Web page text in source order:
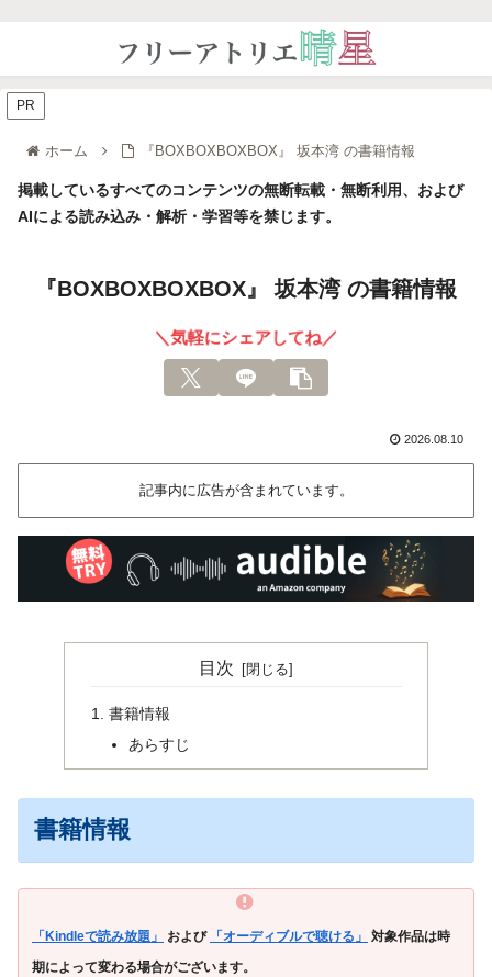
ホーム 『BOXBOXBOXBOX』 坂本湾 の書籍情報
掲載しているすべてのコンテンツの無断転載・無断利用、および
AIによる読み込み・解析・学習等を禁じます。
『BOXBOXBOXBOX』 坂本湾 の書籍情報
＼気軽にシェアしてね／
2026.08.10
記事内に広告が含まれています。
PR
目次
書籍情報
あらすじ
書籍情報
「Kindleで読み放題」 および 「オーディブルで聴ける」
対象作品は時
期によって変わる場合がございます。